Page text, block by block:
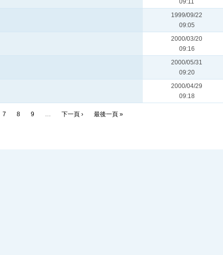
09:11
1999/09/22
09:05
2000/03/20
09:16
2000/05/31
09:20
2000/04/29
09:18
7 8 9 … 下一頁 › 最後一頁 »